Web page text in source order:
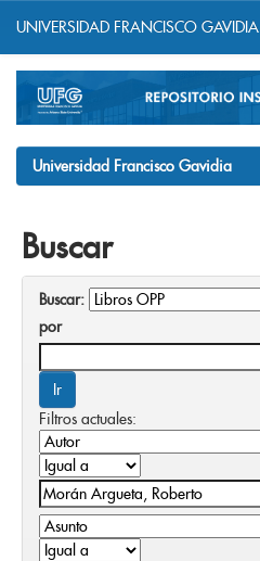
navigation
UNIVERSIDAD FRANCISCO GAVIDIA
Universidad Francisco Gavidia
Buscar
Buscar:
por
Filtros actuales: